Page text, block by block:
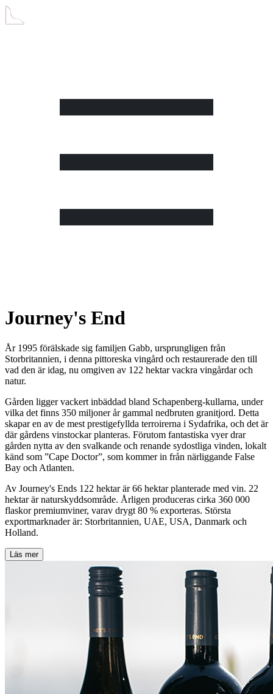
Journey's End
År 1995 förälskade sig familjen Gabb, ursprungligen från
Storbritannien, i denna pittoreska vingård och restaurerade den till
vad den är idag, nu omgiven av 122 hektar vackra vingårdar och
natur.
Gården ligger vackert inbäddad bland Schapenberg-kullarna, under
vilka det finns 350 miljoner år gammal nedbruten granitjord. Detta
skapar en av de mest prestigefyllda terroirerna i Sydafrika, och det är
där gårdens vinstockar planteras. Förutom fantastiska vyer drar
gården nytta av den svalkande och renande sydostliga vinden, lokalt
känd som ”Cape Doctor”, som kommer in från närliggande False
Bay och Atlanten.
Av Journey's Ends 122 hektar är 66 hektar planterade med vin. 22
hektar är naturskyddsområde. Årligen produceras cirka 360 000
flaskor premiumviner, varav drygt 80 % exporteras. Största
exportmarknader är: Storbritannien, UAE, USA, Danmark och
Holland.
Läs mer